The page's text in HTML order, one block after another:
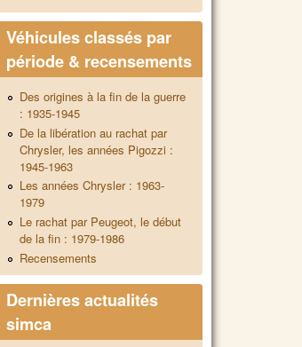
Véhicules classés par
période & recensements
Des origines à la fin de la guerre
: 1935-1945
De la libération au rachat par
Chrysler, les années Pigozzi :
1945-1963
Les années Chrysler : 1963-
1979
Le rachat par Peugeot, le début
de la fin : 1979-1986
Recensements
Dernières actualités
simca